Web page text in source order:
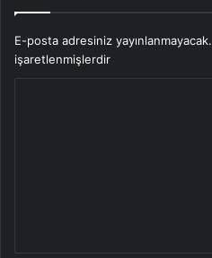
E-posta adresiniz yayınlanmayacak.
işaretlenmişlerdir